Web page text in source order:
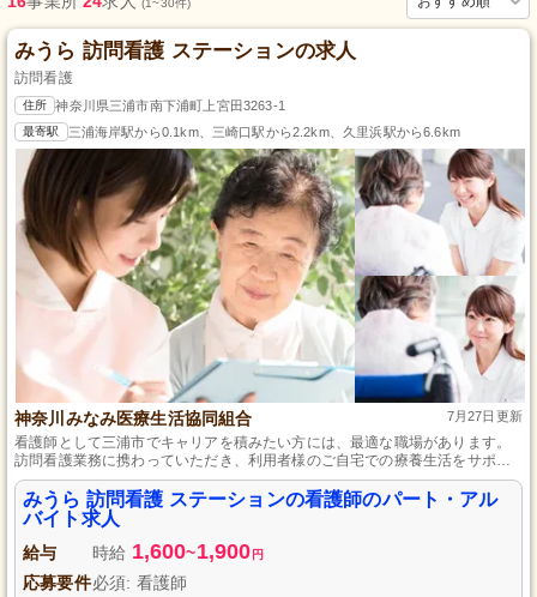
(1~30件)
みうら 訪問看護 ステーションの求人
訪問看護
住所 神奈川県三浦市南下浦町上宮田3263-1
最寄駅 三浦海岸駅から0.1km、三崎口駅から2.2km、久里浜駅から6.6km
神奈川みなみ医療生活協同組合 7月27日更新
看護師として三浦市でキャリアを積みたい方には、最適な職場があります。
訪問看護業務に携わっていただき、利用者様のご自宅での療養生活をサポー
トする仕事です。昇給や賞与の制度があり、やりがいを感じながら長く続け
られる環境を整えています。休日は日祝と年末年始、夏季休暇もあり、仕事
とプライベートのバランスを大切にできます。
みうら 訪問看護 ステーションの看護師のパート・アル
バイト求人
給与 時給 1,600~1,900 円
応募要件必須: 看護師